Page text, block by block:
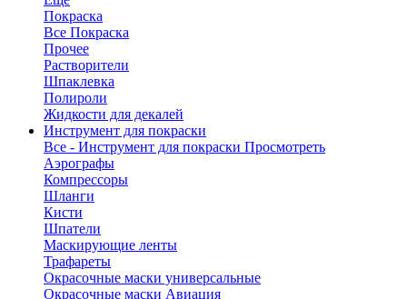
Покраска
Все Покраска
Прочее
Растворители
Шпаклевка
Полироли
Жидкости для декалей
Инструмент для покраски
Все - Инструмент для покраски Просмотреть
Аэрографы
Компрессоры
Шланги
Кисти
Шпатели
Маскирующие ленты
Трафареты
Окрасочные маски универсальные
Окрасочные маски Авиация